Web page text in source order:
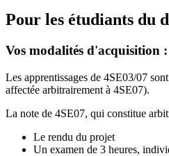
Pour les étudiants du
Vos modalités d'acquisition :
Les apprentissages de 4SE03/07
affectée arbitrairement à 4SE07).
La note de 4SE07, qui constitue
Le rendu du projet
Un examen de 3 heures,